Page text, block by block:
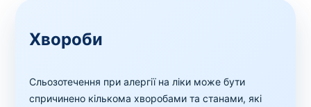
Хвороби
Сльозотечення при алергії на ліки може бути
спричинено кількома хворобами та станами, які